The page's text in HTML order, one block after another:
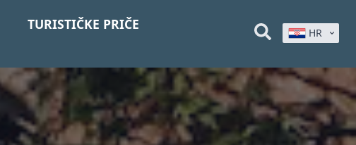
TURISTIČKE PRIČE
HR